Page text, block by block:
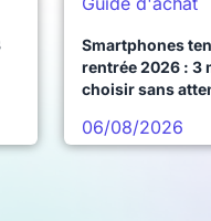
Smartphones
rentrée 2026 : 3
choisir sans
06/08/2026